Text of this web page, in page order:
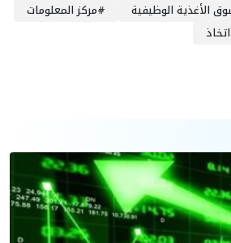
الأغذية الوظيفية #مركز المعلومات